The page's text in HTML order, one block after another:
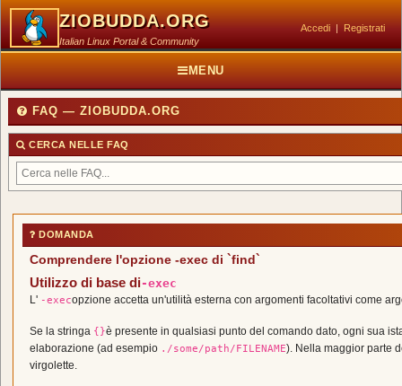
ZIOBUDDA.ORG
Italian Linux Portal & Community
Accedi | Registrati
MENU
FAQ — ZIOBUDDA.ORG
CERCA NELLE FAQ
DOMANDA
Comprendere l'opzione -exec di `find`
Utilizzo di base di-exec
L' -execopzione accetta un'utilità esterna con argomenti facoltativi come
Se la stringa {}è presente in qualsiasi punto del comando dato, ogni sua
elaborazione (ad esempio ./some/path/FILENAME). Nella maggior parte
virgolette.